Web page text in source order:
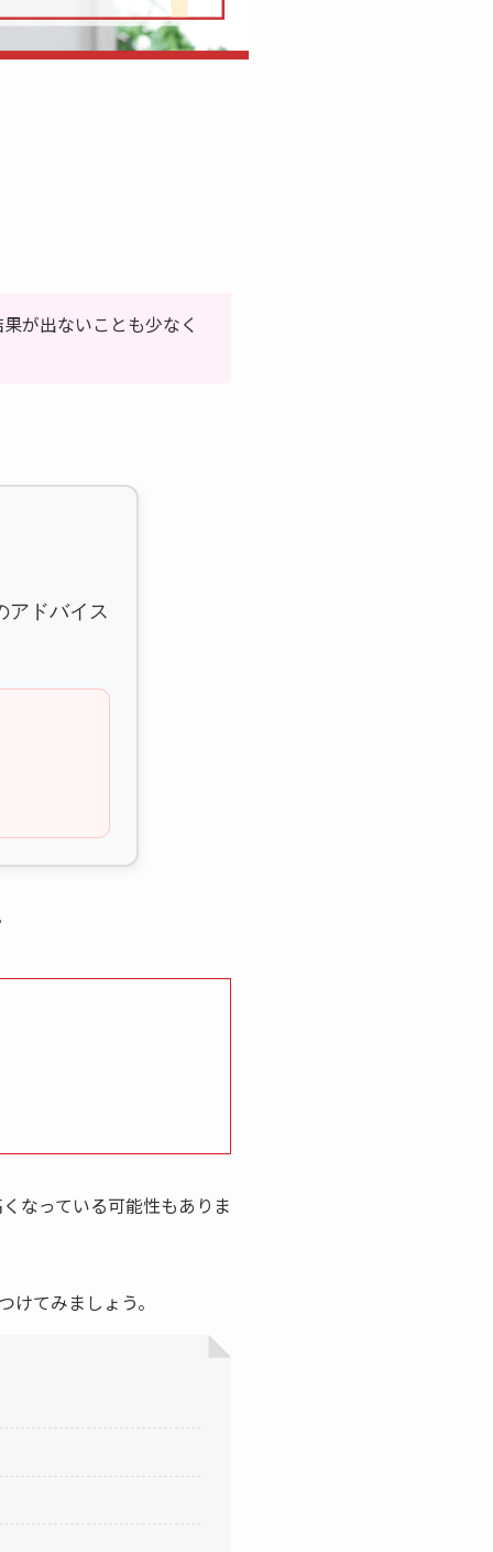
が出ないことも少なく
ドバイス
なっている可能性もありま
てみましょう。